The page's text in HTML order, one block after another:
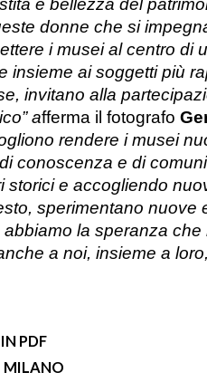
e bellezza del
donne che si
i musei al centro di
insieme ai soggetti più
invitano alla
afferma il fotografo
rendere i musei
conoscenza e di
storici e accogliendo
sperimentano nuove
abbiamo la speranza
a noi, insieme a
PDF
MILANO